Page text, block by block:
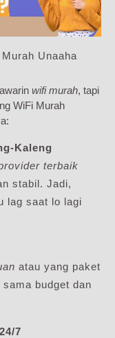
Unaaha
wifi murah, tapi
WiFi Murah
Kaleng
terbaik
stabil. Jadi,
lag saat lo lagi
atau yang paket
budget dan
7